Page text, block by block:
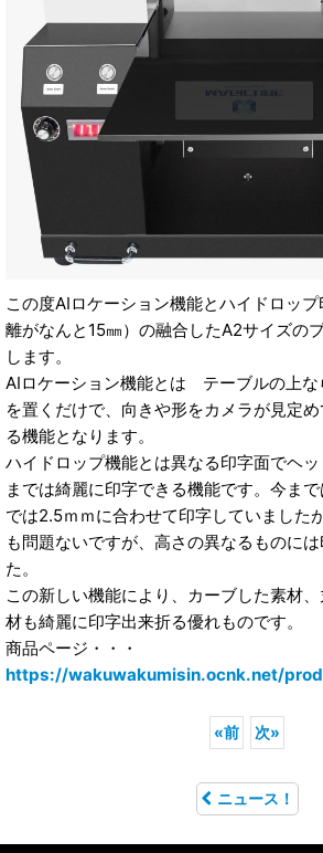
この度AIロケーション機能とハイドロッ
離がなんと15㎜）の融合したA2サイズの
します。
AIロケーション機能とは テーブルの上な
を置くだけで、向きや形をカメラが見定
る機能となります。
ハイドロップ機能とは異なる印字面でヘ
までは綺麗に印字できる機能です。今ま
では2.5ｍｍに合わせて印字していました
も問題ないですが、高さの異なるものに
た。
この新しい機能により、カーブした素材
材も綺麗に印字出来折る優れものです。
商品ページ・・・
https://wakuwakumisin.ocnk.net/
«前 次»
ニュース！